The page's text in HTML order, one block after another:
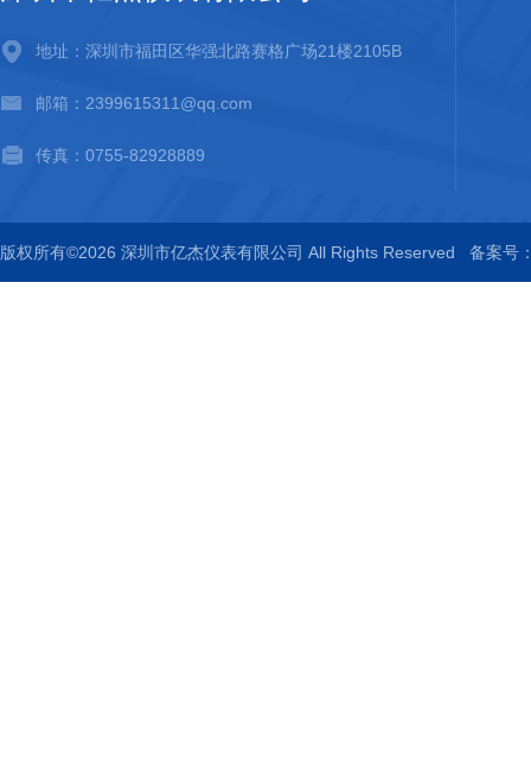
地址：深圳市福田区华强北路赛格广场21楼2105B
邮箱：2399615311@qq.com
传真：0755-82928889
版权所有©2026 深圳市亿杰仪表有限公司 All Rights Reserved 备案号